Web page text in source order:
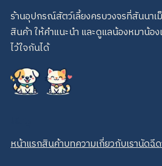
ร้านอุปกรณ์สัตว์เลี้ยงครบวงจรที่สันนาเ
สินค้า ให้คำแนะนำ และดูแลน้องหมาน้อ
ไว้ใจกันได้
หน้าแรกสินค้าบทความเกี่ยวกับเรานัดฉี